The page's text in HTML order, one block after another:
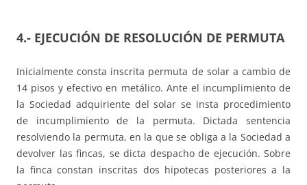
4.- EJECUCIÓN DE RESOLUCIÓN DE PERMUTA
Inicialmente consta inscrita permuta de solar a cambio de
14 pisos y efectivo en metálico. Ante el incumplimiento de
la Sociedad adquiriente del solar se insta procedimiento
de incumplimiento de la permuta. Dictada sentencia
resolviendo la permuta, en la que se obliga a la Sociedad a
devolver las fincas, se dicta despacho de ejecución. Sobre
la finca constan inscritas dos hipotecas posteriores a la